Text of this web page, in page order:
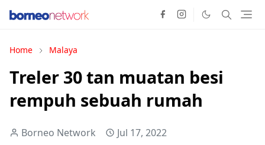
Home Malaya
Treler 30 tan muatan besi
rempuh sebuah rumah
Borneo Network Jul 17, 2022